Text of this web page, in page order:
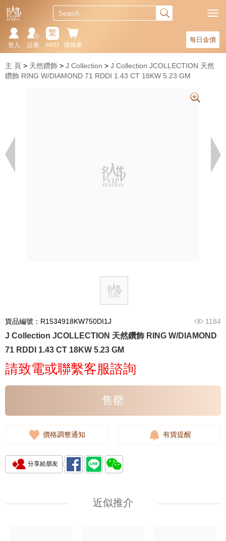
每日金價
購物車
繁
HKD
註冊
登入
主 頁 天然鑽飾 J Collection
J Collection JCOLLECTION 天然
鑽飾 RING W/DIAMOND 71 RDDI 1.43 CT 18KW 5.23 GM
貨品編號：R1534918KW750DI1J 1184
J Collection JCOLLECTION 天然鑽飾 RING W/DIAMOND
71 RDDI 1.43 CT 18KW 5.23 GM
請致電或聯繫客服諮詢
售罄
價格調整通知 有貨提醒
分享給朋友
近似推介